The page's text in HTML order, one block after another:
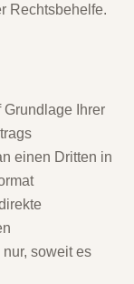
Rechtsbehelfe.
Ihrer
einen Dritten in
soweit es